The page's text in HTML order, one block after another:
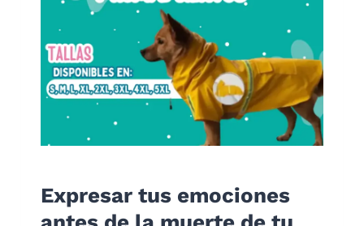
Expresar tus emociones